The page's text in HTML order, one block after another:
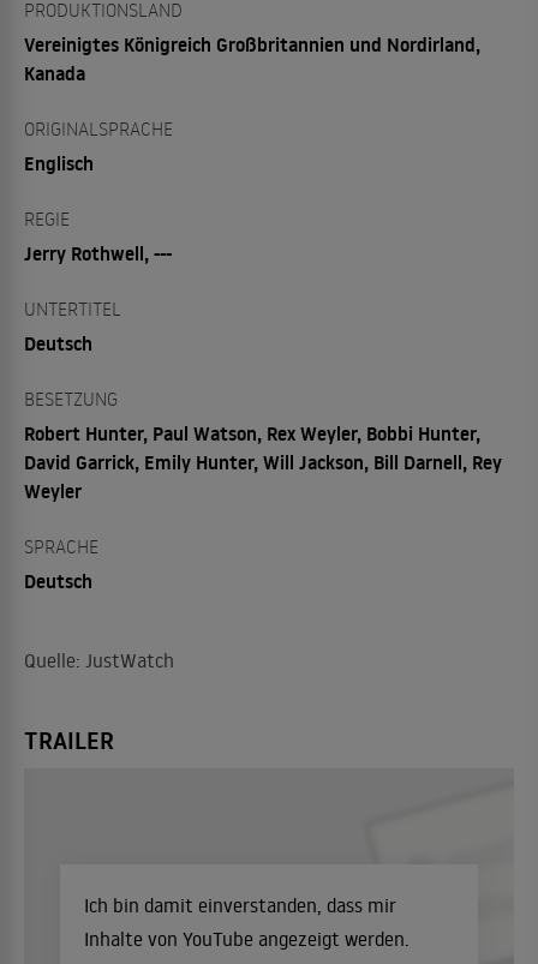
PRODUKTIONSLAND
Vereinigtes Königreich Großbritannien und Nordirland,
Kanada
ORIGINALSPRACHE
Englisch
REGIE
Jerry Rothwell, ---
UNTERTITEL
Deutsch
BESETZUNG
Robert Hunter, Paul Watson, Rex Weyler, Bobbi Hunter,
David Garrick, Emily Hunter, Will Jackson, Bill Darnell, Rey
Weyler
SPRACHE
Deutsch
Quelle: JustWatch
TRAILER
Ich bin damit einverstanden, dass mir
Inhalte von YouTube angezeigt werden.